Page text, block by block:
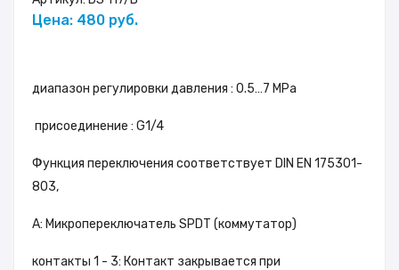
Цена: 480 руб.
диапазон регулировки давления : 0.5…7 MPa
присоединениe : G1/4
Функция переключения соответствует DIN EN 175301-
803,
A: Микропереключатель SPDT (коммутатор)
контакты 1 - 3: Контакт закрывается при